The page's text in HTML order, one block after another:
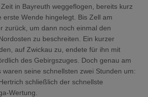
in Bayreuth weggeflogen, bereits kurz
erste Wende hingelegt. Bis Zell am
zurück, um dann noch einmal den
zu beschreiten. Ein kurzer
auf Zwickau zu, endete für ihn mit
des Gebirgszuges. Doch genau am
waren seine schnellsten zwei Stunden um:
schließlich der schnellste
Wertung.